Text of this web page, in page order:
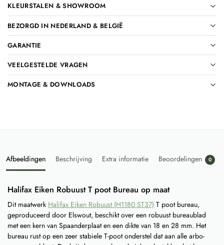
KLEURSTALEN & SHOWROOM
BEZORGD IN NEDERLAND & BELGIË
GARANTIE
VEELGESTELDE VRAGEN
MONTAGE & DOWNLOADS
Afbeeldingen Beschrijving Extra informatie Beoordelingen 0
Halifax Eiken Robuust T poot Bureau op maat
Dit maatwerk Halifax Eiken Robuust (H1180 ST37) T poot bureau,
geproduceerd door Elswout, beschikt over een robuust bureaublad
met een kern van Spaanderplaat en een dikte van 18 en 28 mm. Het
bureau rust op een zeer stabiele T-poot onderstel dat aan alle arbo-